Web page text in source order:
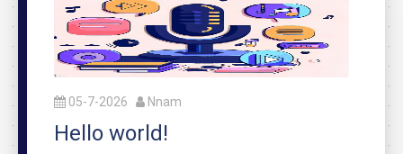
05-7-2026 Nnam
Hello world!